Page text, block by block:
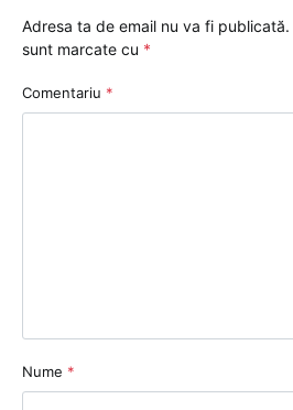
Adresa ta de email nu va fi publicată.
sunt marcate cu *
Comentariu *
Nume *